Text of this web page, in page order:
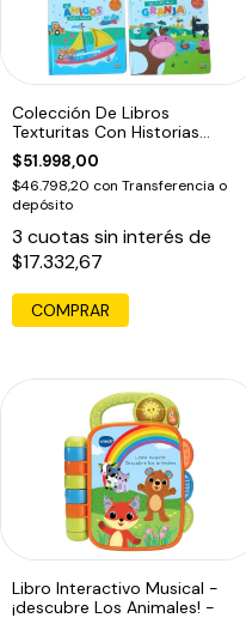
Colección De Libros
Texturitas Con Historias
Infantil
$51.998,00
$46.798,20 con Transferencia o
depósito
3 cuotas sin interés de
$17.332,67
Libro Interactivo Musical -
¡descubre Los Animales! -